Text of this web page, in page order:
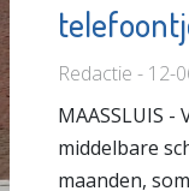
Redactie - 12-
MAASSLUIS
middelbare
maanden,